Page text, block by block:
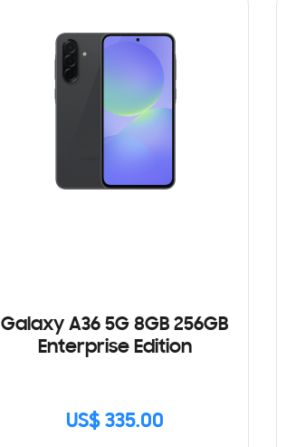
Galaxy A36 5G 8GB 256GB
Enterprise Edition
US$ 335.00